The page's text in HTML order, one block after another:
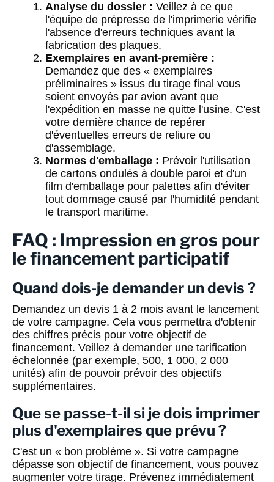
Analyse du dossier : Veillez à ce que
l'équipe de prépresse de l'imprimerie vérifie
l'absence d'erreurs techniques avant la
fabrication des plaques.
Exemplaires en avant-première :
Demandez que des « exemplaires
préliminaires » issus du tirage final vous
soient envoyés par avion avant que
l'expédition en masse ne quitte l'usine. C'est
votre dernière chance de repérer
d'éventuelles erreurs de reliure ou
d'assemblage.
Normes d'emballage : Prévoir l'utilisation
de cartons ondulés à double paroi et d'un
film d'emballage pour palettes afin d'éviter
tout dommage causé par l'humidité pendant
le transport maritime.
FAQ : Impression en gros pour
le financement participatif
Quand dois-je demander un devis ?
Demandez un devis 1 à 2 mois avant le lancement
de votre campagne. Cela vous permettra d'obtenir
des chiffres précis pour votre objectif de
financement. Veillez à demander une tarification
échelonnée (par exemple, 500, 1 000, 2 000
unités) afin de pouvoir prévoir des objectifs
supplémentaires.
Que se passe-t-il si je dois imprimer
plus d'exemplaires que prévu ?
C'est un « bon problème ». Si votre campagne
dépasse son objectif de financement, vous pouvez
augmenter votre tirage. Prévenez immédiatement